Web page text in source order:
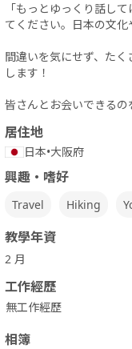
「もっとゆっくり話し
てください。日本の文化
間違いを気にせず、た
します！
皆さんとお会いできる
居住地
日本•大阪府
興趣・嗜好
Travel Hiking
教學年資
2 月
工作經歷
無工作經歷
相簿